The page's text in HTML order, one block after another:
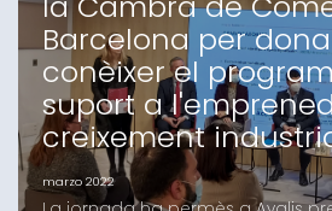
Barcelona per
conèixer el
suport a
creixement
marzo 2022